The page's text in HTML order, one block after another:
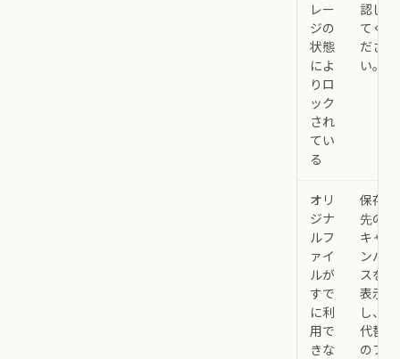
レー
ジの
状態
によ
りロ
ック
され
てい
る
認し
てく
ださ
い。
オリ
ジナ
ルフ
ァイ
ルが
すで
に利
用で
きな
保存
先の
キャ
ンバ
スを
表示
し、
代替
のフ